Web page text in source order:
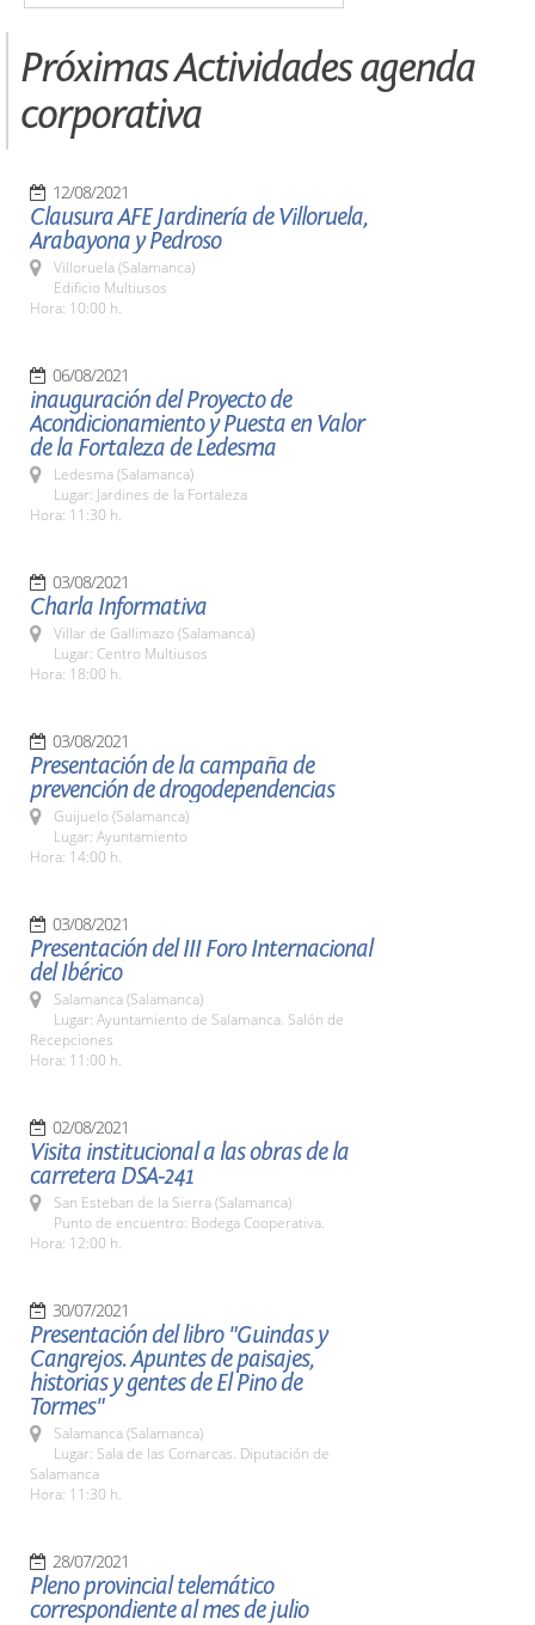
Próximas Actividades agenda
corporativa
12/08/2021
Clausura AFE Jardinería de Villoruela,
Arabayona y Pedroso
Villoruela (Salamanca)
Edificio Multiusos
Hora: 10:00 h.
06/08/2021
inauguración del Proyecto de
Acondicionamiento y Puesta en Valor
de la Fortaleza de Ledesma
Ledesma (Salamanca)
Lugar: Jardines de la Fortaleza
Hora: 11:30 h.
03/08/2021
Charla Informativa
Villar de Gallimazo (Salamanca)
Lugar: Centro Multiusos
Hora: 18:00 h.
03/08/2021
Presentación de la campaña de
prevención de drogodependencias
Guijuelo (Salamanca)
Lugar: Ayuntamiento
Hora: 14:00 h.
03/08/2021
Presentación del III Foro Internacional
del Ibérico
Salamanca (Salamanca)
Lugar: Ayuntamiento de Salamanca. Salón de
Recepciones
Hora: 11:00 h.
02/08/2021
Visita institucional a las obras de la
carretera DSA-241
San Esteban de la Sierra (Salamanca)
Punto de encuentro: Bodega Cooperativa.
Hora: 12:00 h.
30/07/2021
Presentación del libro "Guindas y
Cangrejos. Apuntes de paisajes,
historias y gentes de El Pino de
Tormes"
Salamanca (Salamanca)
Lugar: Sala de las Comarcas. Diputación de
Salamanca
Hora: 11:30 h.
28/07/2021
Pleno provincial telemático
correspondiente al mes de julio